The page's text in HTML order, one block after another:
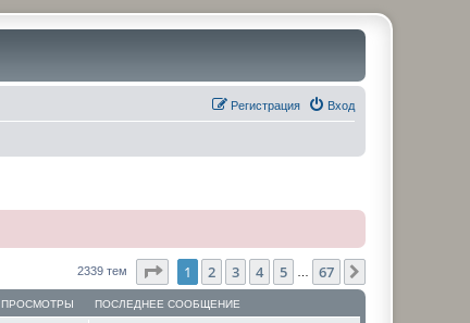
Вход
Регистрация
2339 тем Страница1 из 67
1 2 3 4 5 67
ПРОСМОТРЫ ПОСЛЕДНЕЕ СООБЩЕНИЕ